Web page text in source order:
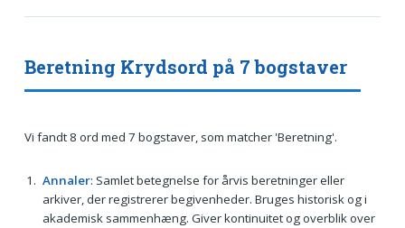
Beretning Krydsord på 7 bogstaver
Vi fandt 8 ord med 7 bogstaver, som matcher 'Beretning'.
Annaler: Samlet betegnelse for årvis beretninger eller
arkiver, der registrerer begivenheder. Bruges historisk og i
akademisk sammenhæng. Giver kontinuitet og overblik over